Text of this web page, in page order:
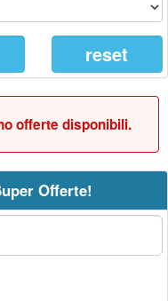
offerte disponibili.
Offerte!